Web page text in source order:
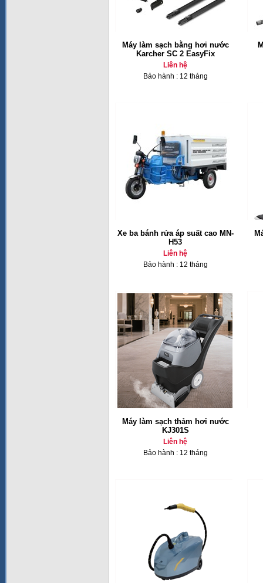
Máy làm sạch bằng hơi nước
Karcher SC 2 EasyFix
Liên hệ
Bảo hành : 12 tháng
Xe ba bánh rửa áp suất cao MN-
H53
Liên hệ
Bảo hành : 12 tháng
Máy làm sạch thảm hơi nước
KJ301S
Liên hệ
Bảo hành : 12 tháng